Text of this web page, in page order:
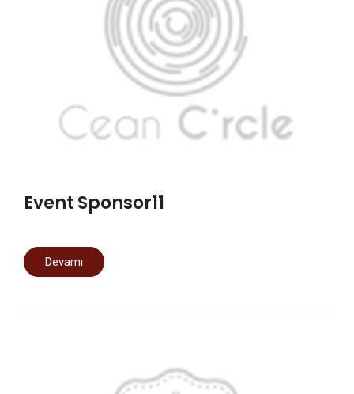
Event Sponsor11
Devamı